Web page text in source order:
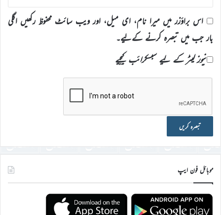
اس براؤزر میں میرا نام، ای میل، اور ویب سائٹ محفوظ رکھیں اگلی
بار جب میں تبصرہ کرنے کےلیے۔
نیوز لیٹر کے لیے سبسکرائب کیجیے
موبائل فون ایپ